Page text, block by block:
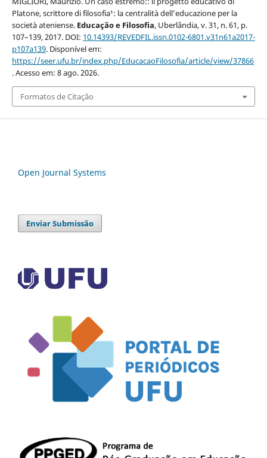
Platone, scrittore di filosofia¹: la centralità dell’educazione per la
società ateniense. Educação e Filosofia, Uberlândia, v. 31, n. 61, p.
107–139, 2017. DOI: 10.14393/REVEDFIL.issn.0102-6801.v31n61a2017-
p107a139. Disponível em:
https://seer.ufu.br/index.php/EducacaoFilosofia/article/view/37866
. Acesso em: 8 ago. 2026.
Formatos de Citação
Open Journal Systems
Enviar Submissão